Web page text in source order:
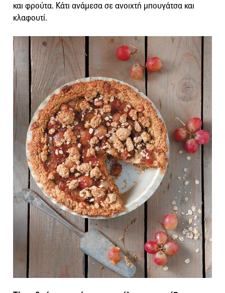
και φρούτα. Κάτι ανάμεσα σε ανοιχτή μπουγάτσα και
κλαφουτί.